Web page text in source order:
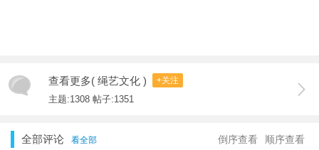
查看更多( 绳艺文化 ) +关注
主题:1308 帖子:1351
全部评论 看全部 顺序查看
倒序查看